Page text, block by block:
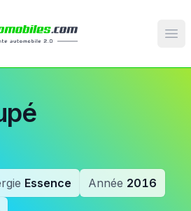
Essence Année 2016